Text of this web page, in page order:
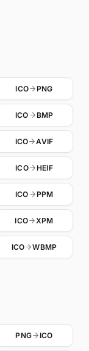
ICO PNG
ICO BMP
ICO AVIF
ICO HEIF
ICO PPM
ICO XPM
ICO WBMP
PNG ICO